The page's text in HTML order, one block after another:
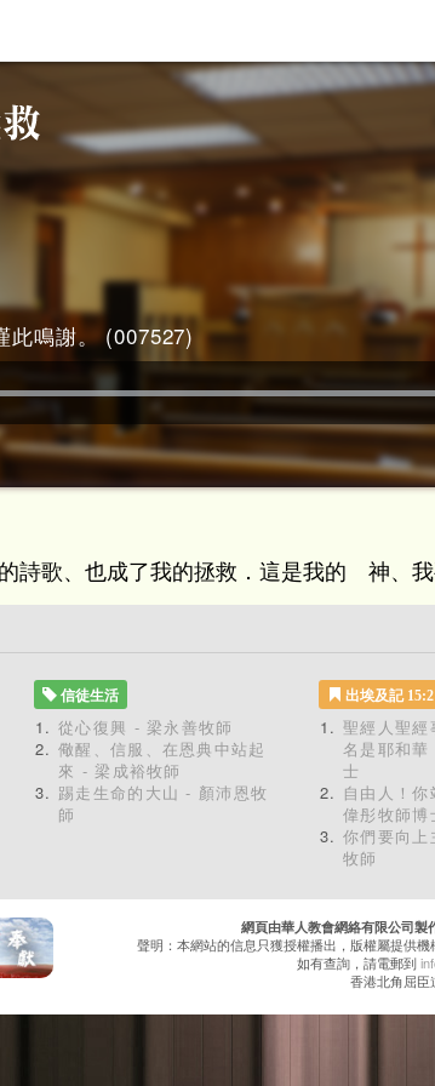
此鳴謝。 (007527)
詩歌、也成了我的拯救．這是我的 神、
信徒生活
從心復興 - 梁永善牧師
儆醒、信服、在恩典中站起
來 - 梁成裕牧師
踢走生命的大山 - 顏沛恩牧
師
出埃及記 15:2
聖經人聖經
名是耶和
士
自由人！
偉彤牧師博
你們要向
牧師
網頁由華人教會網絡有限公司製
聲明：本網站的信息只獲授權播出，版權屬提供
如有查詢，請電郵到
香港北角屈臣